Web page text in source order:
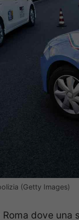
(Getty Images)
dove una